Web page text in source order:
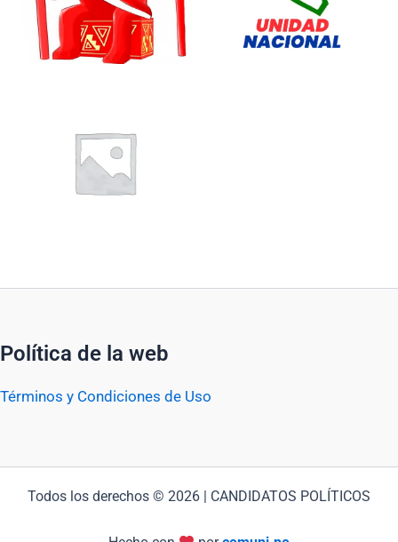
Política de la web
Términos y Condiciones de Uso
Todos los derechos © 2026 | CANDIDATOS POLÍTICOS